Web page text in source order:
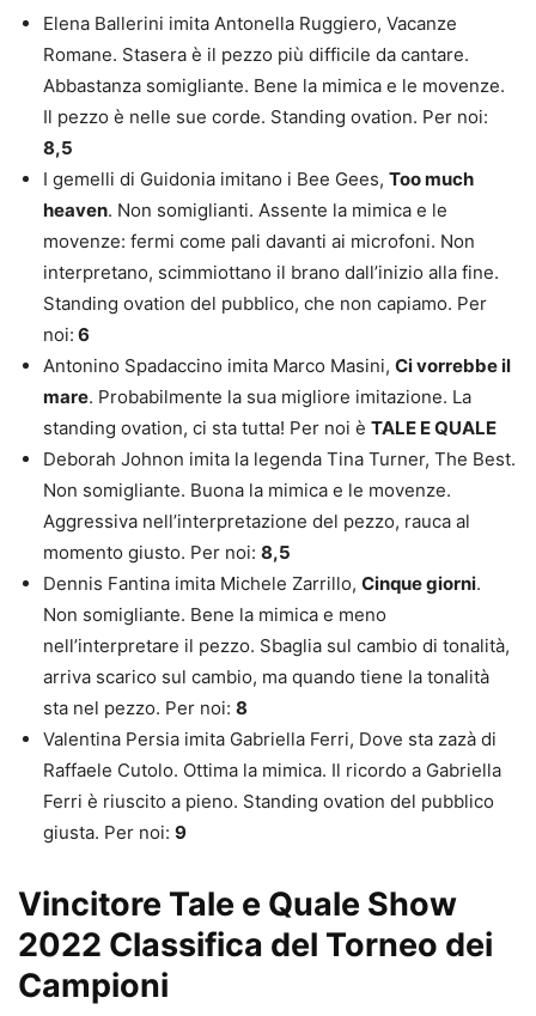
Elena Ballerini imita Antonella Ruggiero, Vacanze
Romane. Stasera è il pezzo più difficile da cantare.
Abbastanza somigliante. Bene la mimica e le movenze.
Il pezzo è nelle sue corde. Standing ovation. Per noi:
8,5
I gemelli di Guidonia imitano i Bee Gees, Too much
heaven. Non somiglianti. Assente la mimica e le
movenze: fermi come pali davanti ai microfoni. Non
interpretano, scimmiottano il brano dall’inizio alla fine.
Standing ovation del pubblico, che non capiamo. Per
noi: 6
Antonino Spadaccino imita Marco Masini, Ci vorrebbe il
mare. Probabilmente la sua migliore imitazione. La
standing ovation, ci sta tutta! Per noi è TALE E QUALE
Deborah Johnon imita la legenda Tina Turner, The Best.
Non somigliante. Buona la mimica e le movenze.
Aggressiva nell’interpretazione del pezzo, rauca al
momento giusto. Per noi: 8,5
Dennis Fantina imita Michele Zarrillo, Cinque giorni.
Non somigliante. Bene la mimica e meno
nell’interpretare il pezzo. Sbaglia sul cambio di tonalità,
arriva scarico sul cambio, ma quando tiene la tonalità
sta nel pezzo. Per noi: 8
Valentina Persia imita Gabriella Ferri, Dove sta zazà di
Raffaele Cutolo. Ottima la mimica. Il ricordo a Gabriella
Ferri è riuscito a pieno. Standing ovation del pubblico
giusta. Per noi: 9
Vincitore Tale e Quale Show
2022 Classifica del Torneo dei
Campioni